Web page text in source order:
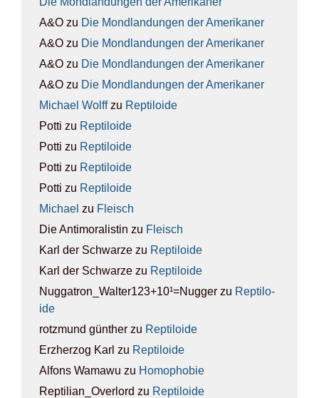
A&O zu Die Mond­lan­dun­gen der Ame­ri­ka­ner
A&O zu Die Mond­lan­dun­gen der Ame­ri­ka­ner
A&O zu Die Mond­lan­dun­gen der Ame­ri­ka­ner
A&O zu Die Mond­lan­dun­gen der Ame­ri­ka­ner
Michael Wolffzu Rep­ti­lo­ide
Potti zu Rep­ti­lo­ide
Potti zu Rep­ti­lo­ide
Potti zu Rep­ti­lo­ide
Potti zu Rep­ti­lo­ide
Michael zu Fleisch
Die Antimoralistin zu Fleisch
Karl der Schwarze zu Rep­ti­lo­ide
Karl der Schwarze zu Rep­ti­lo­ide
Nuggatron_Walter123+10¹=Nugger zu Rep­ti­lo­
ide
rotzmund günther zu Rep­ti­lo­ide
Erzherzog Karl zu Rep­ti­lo­ide
Alfons Wamawu zu Homo­pho­bie
Reptilian_Overlord zu Rep­ti­lo­ide